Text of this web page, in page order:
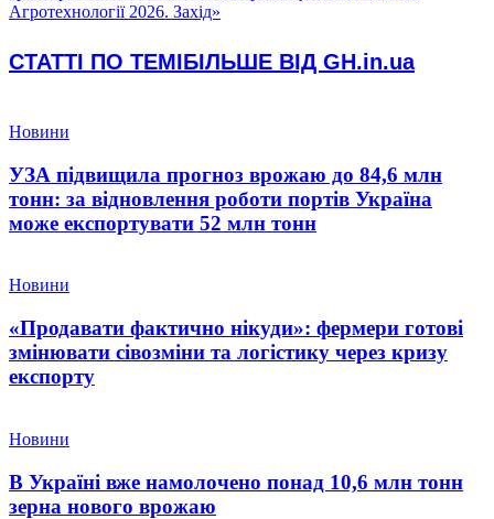
Агротехнології 2026. Захід»
СТАТТІ ПО ТЕМІБІЛЬШЕ ВІД GH.in.ua
Новини
УЗА підвищила прогноз врожаю до 84,6 млн
тонн: за відновлення роботи портів Україна
може експортувати 52 млн тонн
Новини
«Продавати фактично нікуди»: фермери готові
змінювати сівозміни та логістику через кризу
експорту
Новини
В Україні вже намолочено понад 10,6 млн тонн
зерна нового врожаю